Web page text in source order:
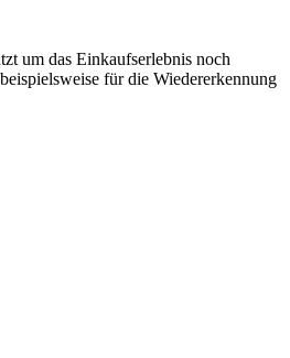
um das Einkaufserlebnis noch
für die Wiedererkennung